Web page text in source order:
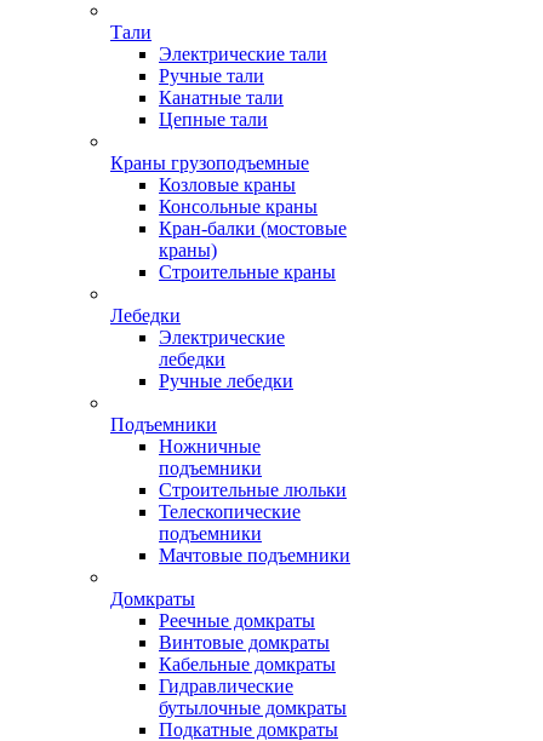
Тали
Электрические тали
Ручные тали
Канатные тали
Цепные тали
Краны грузоподъемные
Козловые краны
Консольные краны
Кран-балки (мостовые
краны)
Строительные краны
Лебедки
Электрические
лебедки
Ручные лебедки
Подъемники
Ножничные
подъемники
Строительные люльки
Телескопические
подъемники
Мачтовые подъемники
Домкраты
Реечные домкраты
Винтовые домкраты
Кабельные домкраты
Гидравлические
бутылочные домкраты
Подкатные домкраты